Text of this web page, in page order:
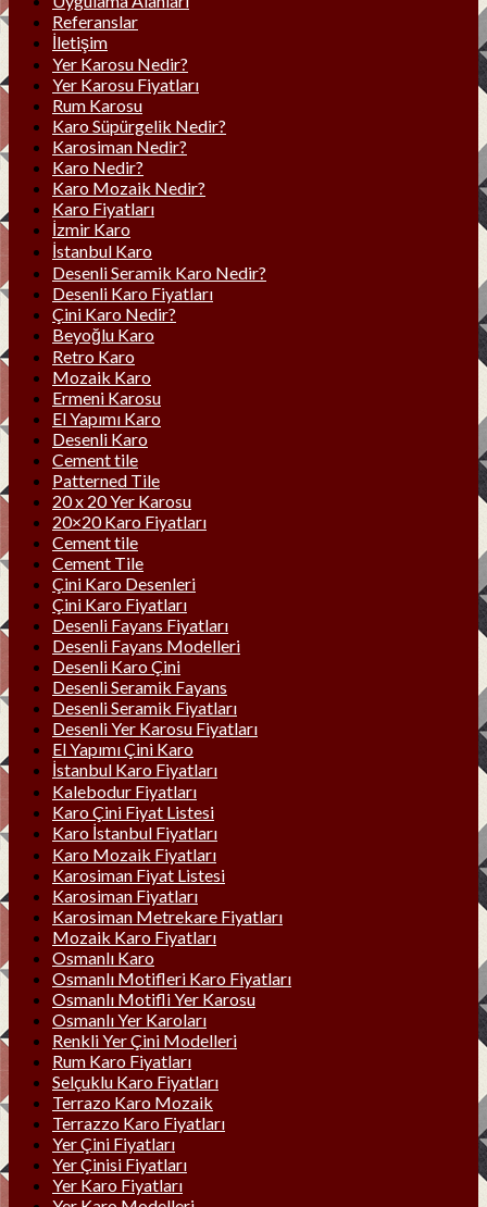
Referanslar
İletişim
Yer Karosu Nedir?
Yer Karosu Fiyatları
Rum Karosu
Karo Süpürgelik Nedir?
Karosiman Nedir?
Karo Nedir?
Karo Mozaik Nedir?
Karo Fiyatları
İzmir Karo
İstanbul Karo
Desenli Seramik Karo Nedir?
Desenli Karo Fiyatları
Çini Karo Nedir?
Beyoğlu Karo
Retro Karo
Mozaik Karo
Ermeni Karosu
El Yapımı Karo
Desenli Karo
Cement tile
Patterned Tile
20 x 20 Yer Karosu
20×20 Karo Fiyatları
Cement tile
Cement Tile
Çini Karo Desenleri
Çini Karo Fiyatları
Desenli Fayans Fiyatları
Desenli Fayans Modelleri
Desenli Karo Çini
Desenli Seramik Fayans
Desenli Seramik Fiyatları
Desenli Yer Karosu Fiyatları
El Yapımı Çini Karo
İstanbul Karo Fiyatları
Kalebodur Fiyatları
Karo Çini Fiyat Listesi
Karo İstanbul Fiyatları
Karo Mozaik Fiyatları
Karosiman Fiyat Listesi
Karosiman Fiyatları
Karosiman Metrekare Fiyatları
Mozaik Karo Fiyatları
Osmanlı Karo
Osmanlı Motifleri Karo Fiyatları
Osmanlı Motifli Yer Karosu
Osmanlı Yer Karoları
Renkli Yer Çini Modelleri
Rum Karo Fiyatları
Selçuklu Karo Fiyatları
Terrazo Karo Mozaik
Terrazzo Karo Fiyatları
Yer Çini Fiyatları
Yer Çinisi Fiyatları
Yer Karo Fiyatları